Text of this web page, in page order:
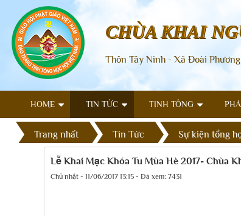
CHÙA KHAI
Thôn Tây Ninh - Xã Đoài
HOME TIN TỨC TỊNH TÔNG
Trang nhất Tin Tức Sự kiện tổng
Lễ Khai Mạc Khóa Tu Mùa Hè 2017- Chùa
Chủ nhật - 11/06/2017 13:15 - Đã xem: 7431